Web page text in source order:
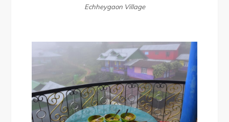
Echheygaon Village